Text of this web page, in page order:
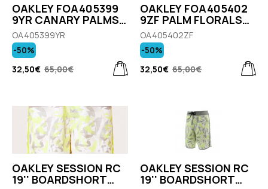
OAKLEY FOA405399
9YR CANARY PALMS
RC 18'' BEACHSHORT
Ανδρικό Μαγιώ Μπλε
OA405399YR
32,50€ 65,00€
-50%
OAKLEY FOA405402
9ZF PALM FLORALS
RC 19'' BOARDSHORT
Ανδρικό Μαγιό Σορτς
Μαύρο Κίτρινο
OA405402ZF
32,50€ 65,00€
-50%
OAKLEY SESSION RC
19'' BOARDSHORT
OAKLEY SESSION RC
19'' BOARDSHORT